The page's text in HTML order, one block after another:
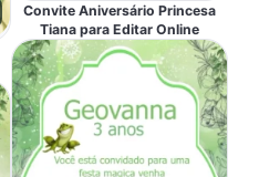
Convite Aniversário Princesa
Tiana para Editar Online